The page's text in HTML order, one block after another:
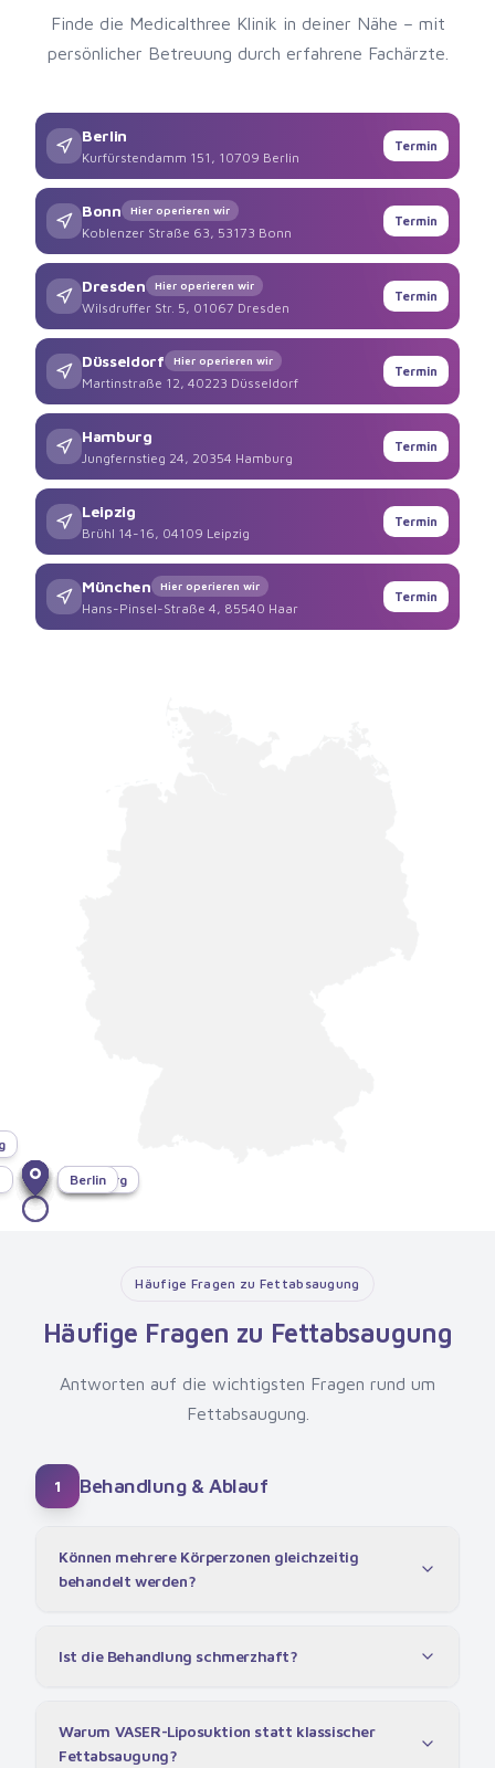
Finde die Medicalthree Klinik in deiner Nähe – mit
persönlicher Betreuung durch erfahrene Fachärzte.
München
Bonn
Dresden
Hamburg
Berlin
Berlin
Kurfürstendamm 151, 10709 Berlin
Termin
Bonn Hier operieren wir
Koblenzer Straße 63, 53173 Bonn
Termin
Dresden Hier operieren wir
Wilsdruffer Str. 5, 01067 Dresden
Termin
Düsseldorf Hier operieren wir
Martinstraße 12, 40223 Düsseldorf
Termin
Hamburg
Jungfernstieg 24, 20354 Hamburg
Termin
Leipzig
Brühl 14-16, 04109 Leipzig
Termin
München Hier operieren wir
Hans-Pinsel-Straße 4, 85540 Haar
Termin
Häufige Fragen zu Fettabsaugung
Häufige Fragen zu Fettabsaugung
Antworten auf die wichtigsten Fragen rund um
Fettabsaugung.
1 Behandlung & Ablauf
Können mehrere Körperzonen gleichzeitig
behandelt werden?
Ist die Behandlung schmerzhaft?
Warum VASER-Liposuktion statt klassischer
Fettabsaugung?